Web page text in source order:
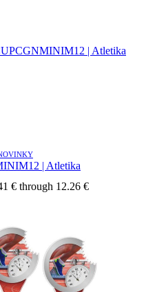
| Atletika
€ through 12.26 €